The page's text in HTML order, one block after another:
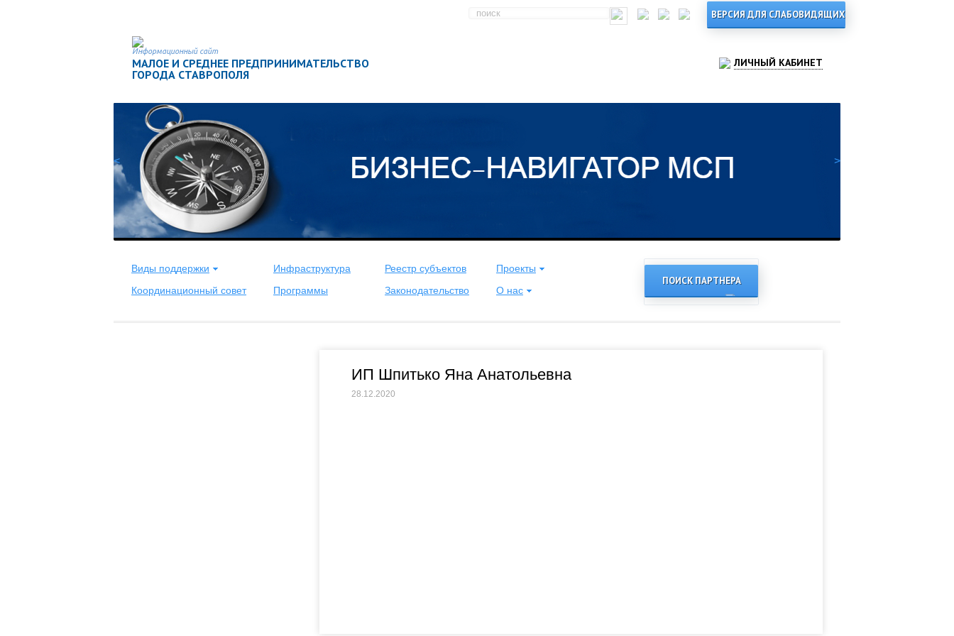
Информационный сайт
МАЛОЕ И СРЕДНЕЕ ПРЕДПРИНИМАТЕЛЬСТВО
ГОРОДА СТАВРОПОЛЯ
ЛИЧНЫЙ КАБИНЕТ
< >
Виды поддержки Инфраструктура Реестр субъектов
Проекты
Координационный совет
Программы Законодательство О нас
ПОИСК ПАРТНЕРА
ИП Шпитько Яна Анатольевна
28.12.2020